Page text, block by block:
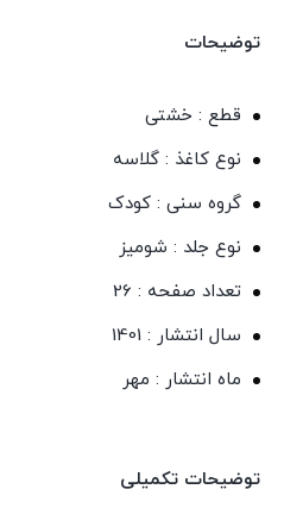
توضیحات
قطع : خشتی
نوع کاغذ : گلاسه
گروه سنی : کودک
نوع جلد : شومیز
تعداد صفحه : 26
سال انتشار : 1401
ماه انتشار : مهر
توضیحات تکمیلی